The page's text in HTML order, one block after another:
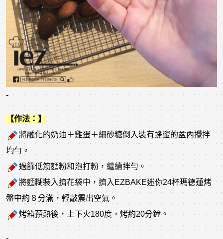
-
【作法：】
將融化的奶油＋雞蛋＋細砂糖倒入裝有蜂蜜的盆內攪拌
均勻。
過篩低筋麵粉和泡打粉，繼續拌勻。
將麵糊裝入擠花袋中，擠入EZBAKE迷你24杯瑪德蓮烤
盤中約８分滿，輕敲震出空氣。
烤箱預熱後，上下火180度，烤約20分鐘。